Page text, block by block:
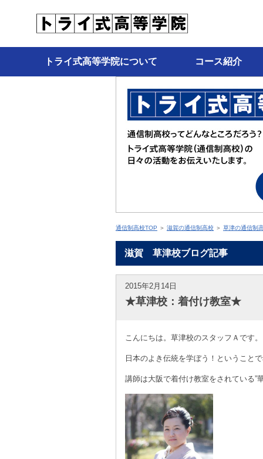
トライ式高等学院について コース紹介
通信制高校TOP ＞ 滋賀の通信制高校 ＞ 草津の通信制
滋賀 草津校ブログ記事
2015年2月14日
★草津校：着付け教室★
こんにちは。草津校のスタッフＡです。
日本のよき伝統を学ぼう！ということ
講師は大阪で着付け教室をされている”